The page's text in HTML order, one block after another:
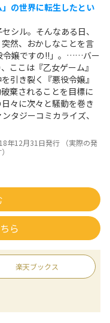
の世界に転生したとい
シル。そんなある日、
然、おかしなことを言
令嬢ですの!!」。……バー
ここは『乙女ゲーム』
引き裂く『悪役令嬢』
棄されることを目標に
々に次々と騒動を巻き
タジーコミカライズ、
年12月31日発行 （実際の発
ら
楽天ブックス